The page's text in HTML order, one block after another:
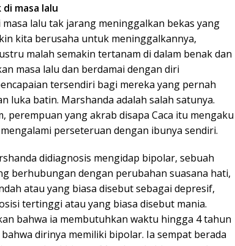
masa lalu
lalu tak jarang meninggalkan bekas yang
kita berusaha untuk meninggalkannya,
malah semakin tertanam di dalam benak dan
masa lalu dan berdamai dengan diri
tersendiri bagi mereka yang pernah
luka batin. Marshanda adalah salah satunya.
perempuan yang akrab disapa Caca itu mengaku
perseteruan dengan ibunya sendiri.
didiagnosis mengidap bipolar, sebuah
berhubungan dengan perubahan suasana hati,
atau yang biasa disebut sebagai depresif,
tertinggi atau yang biasa disebut mania.
bahwa ia membutuhkan waktu hingga 4 tahun
dirinya memiliki bipolar. Ia sempat berada